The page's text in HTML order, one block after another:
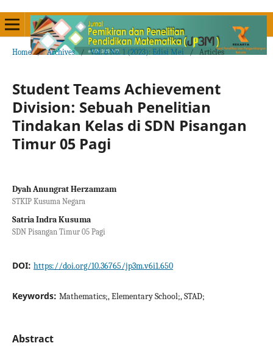
Home / Archives / Vol. 6 No. 1 (2023): Edisi Mei / Articles
Student Teams Achievement
Division: Sebuah Penelitian
Tindakan Kelas di SDN Pisangan
Timur 05 Pagi
Dyah Anungrat Herzamzam
STKIP Kusuma Negara
Satria Indra Kusuma
SDN Pisangan Timur 05 Pagi
DOI: https://doi.org/10.36765/jp3m.v6i1.650
Keywords: Mathematics;, Elementary School;, STAD;
Abstract